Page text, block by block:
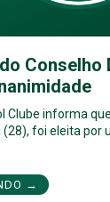
Conselho
Clube informa
foi eleita por
→